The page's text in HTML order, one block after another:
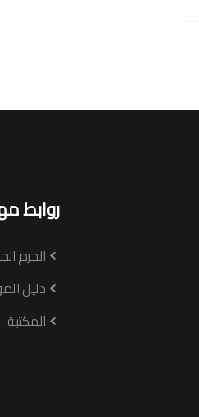
روابط
الحرم
دليل
المكتبة